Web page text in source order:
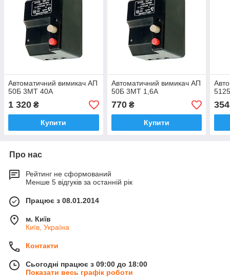
Автоматичний вимикач АП
50Б 3МТ 40А
1 320 ₴
Купити
Автоматичний вимикач АП
50Б 3МТ 1,6А
770₴
Купити
354
Про нас
Рейтинг не сформований
Менше 5 відгуків за останній рік
Працює з 08.01.2014
м. Київ
Київ, Україна
Контакти
Сьогодні працює з 09:00 до 18:00
Показати весь графік роботи